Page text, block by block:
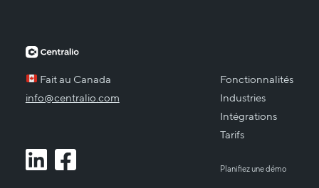
Fait au Canada
info@centralio.com
Fonctionnalités
Industries
Intégrations
Tarifs
Planifiez une démo